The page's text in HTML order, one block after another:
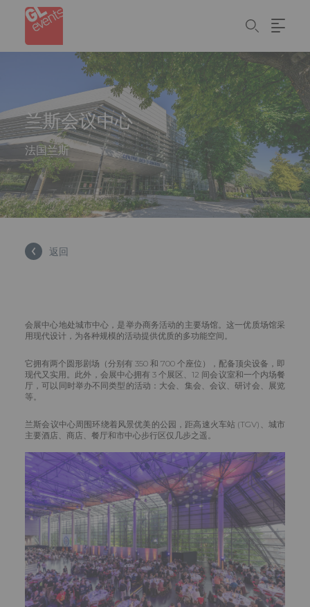
Cookie管理面板
content
兰斯会议中心
法国兰斯
返回
会展中心地处城市中心，是举办商务活动的主要场馆。这一优质场馆采
用现代设计，为各种规模的活动提供优质的多功能空间。
它拥有两个圆形剧场（分别有 350 和 700 个座位），配备顶尖设备，即
现代又实用。此外，会展中心拥有 3 个展区、12 间会议室和一个内场餐
厅，可以同时举办不同类型的活动：大会、集会、会议、研讨会、展览
等。
兰斯会议中心周围环绕着风景优美的公园，距高速火车站 (TGV)、城市
主要酒店、商店、餐厅和市中心步行区仅几步之遥。